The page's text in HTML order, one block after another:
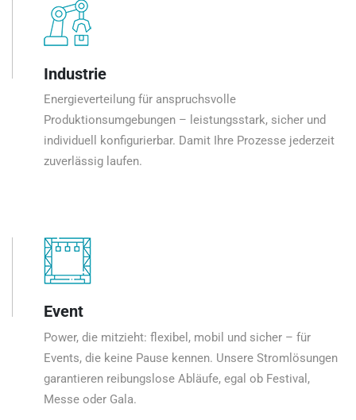
Industrie
Energieverteilung für anspruchsvolle
Produktionsumgebungen – leistungsstark, sicher und
individuell konfigurierbar. Damit Ihre Prozesse jederzeit
zuverlässig laufen.
Event
Power, die mitzieht: flexibel, mobil und sicher – für
Events, die keine Pause kennen. Unsere Stromlösungen
garantieren reibungslose Abläufe, egal ob Festival,
Messe oder Gala.